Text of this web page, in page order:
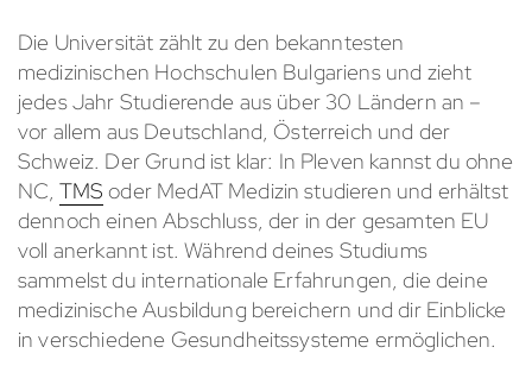
Die Universität zählt zu den bekanntesten
medizinischen Hochschulen Bulgariens und zieht
jedes Jahr Studierende aus über 30 Ländern an –
vor allem aus Deutschland, Österreich und der
Schweiz. Der Grund ist klar: In Pleven kannst du ohne
NC, TMS oder MedAT Medizin studieren und erhältst
dennoch einen Abschluss, der in der gesamten EU
voll anerkannt ist. Während deines Studiums
sammelst du internationale Erfahrungen, die deine
medizinische Ausbildung bereichern und dir Einblicke
in verschiedene Gesundheitssysteme ermöglichen.